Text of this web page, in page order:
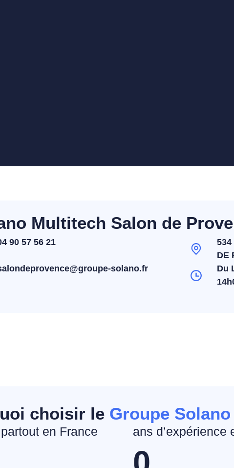
Multitech Salon de
90 57 56 21
534
DE
solano.fr
Du
choisir le Groupe Solano
en France ans d’expérience